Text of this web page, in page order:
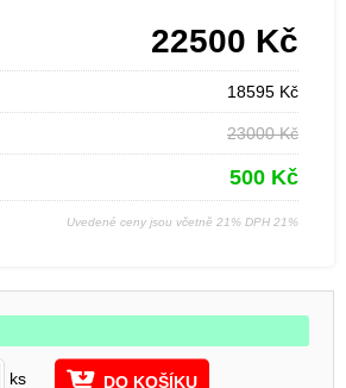
22500 Kč
18595 Kč
23000Kč
500 Kč
Uvedené ceny jsou včetně 21% DPH 21%
ks DO KOŠÍKU